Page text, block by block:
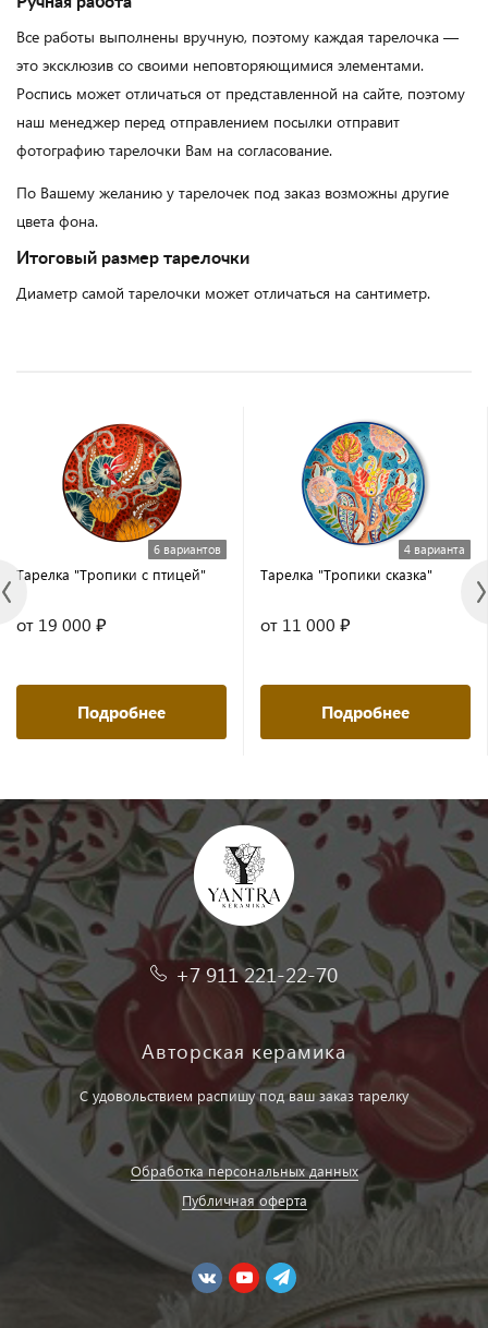
Все работы выполнены вручную, поэтому каждая тарелочка —
это эксклюзив со своими неповторяющимися элементами.
Роспись может отличаться от представленной на сайте, поэтому
наш менеджер перед отправлением посылки отправит
фотографию тарелочки Вам на согласование.
По Вашему желанию у тарелочек под заказ возможны другие
цвета фона.
Итоговый размер тарелочки
Диаметр самой тарелочки может отличаться на сантиметр.
6 вариантов
Тарелка "Тропики с птицей"
от 19 000 ₽
Подробнее
4 варианта
Тарелка "Тропики сказка"
от 11 000 ₽
Подробнее
+7 911 221-22-70
Авторская керамика
С удовольствием распишу под ваш заказ тарелку
Обработка персональных данных
Публичная оферта